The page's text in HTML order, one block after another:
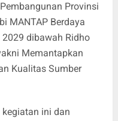
Provinsi
MANTAP Berdaya
dibawah Ridho
Memantapkan
Kualitas Sumber
ini dan